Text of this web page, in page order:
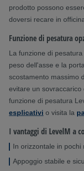
prodotto possono
doversi recare in
Funzione di pesatura
La funzione di
peso dell'asse e la
scostamento massimo
evitare un
funzione di pesatura
esplicativi o visita la
I vantaggi di LevelM a
In orizzontale in pochi
Appoggio stabile e